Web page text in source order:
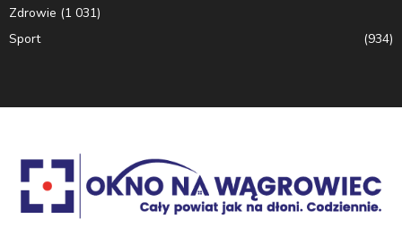
Zdrowie (1 031)
Sport
(934)